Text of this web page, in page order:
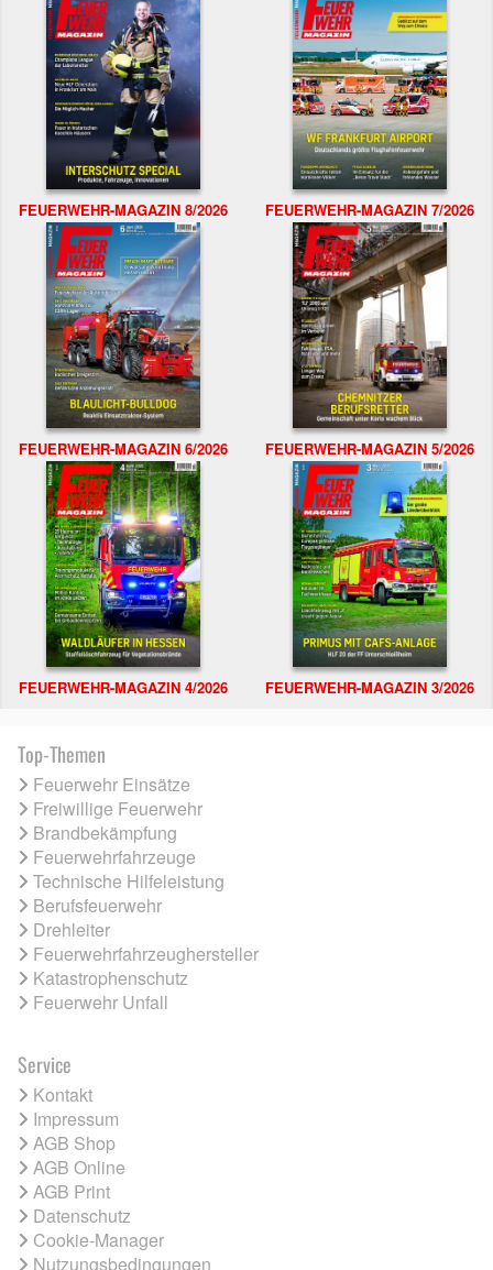
FEUERWEHR-MAGAZIN 8/2026 FEUERWEHR-MAGAZIN 7/2026
FEUERWEHR-MAGAZIN 6/2026 FEUERWEHR-MAGAZIN 5/2026
FEUERWEHR-MAGAZIN 4/2026 FEUERWEHR-MAGAZIN 3/2026
Top-Themen
Feuerwehr Einsätze
Freiwillige Feuerwehr
Brandbekämpfung
Feuerwehrfahrzeuge
Technische Hilfeleistung
Berufsfeuerwehr
Drehleiter
Feuerwehrfahrzeughersteller
Katastrophenschutz
Feuerwehr Unfall
Service
Kontakt
Impressum
AGB Shop
AGB Online
AGB Print
Datenschutz
Cookie-Manager
Nutzungsbedingungen